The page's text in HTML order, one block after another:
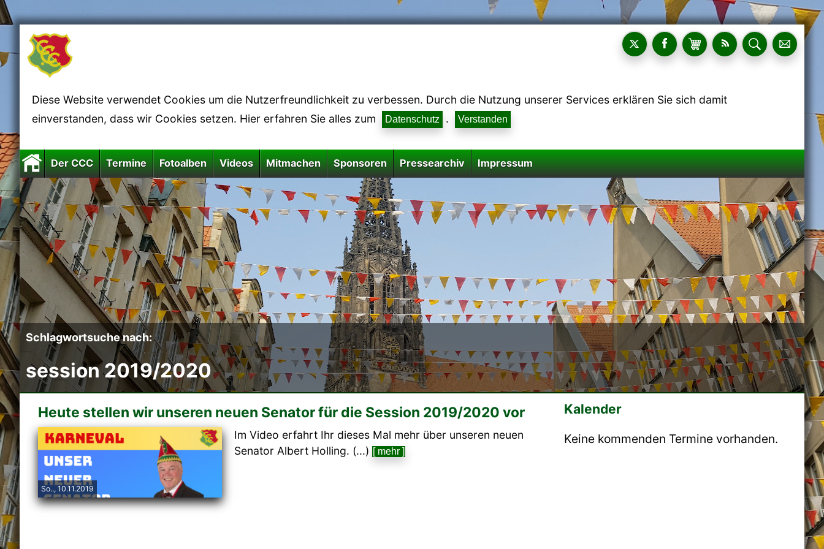
Diese Website verwendet Cookies um die Nutzerfreundlichkeit zu verbessen. Durch die Nutzung unserer Services erklären Sie sich damit
einverstanden, dass wir Cookies setzen. Hier erfahren Sie alles zum
Datenschutz . Verstanden
Der CCC Termine Fotoalben Videos Mitmachen Sponsoren Pressearchiv Impressum
Schlagwortsuche nach:
session 2019/2020
Heute stellen wir unseren neuen Senator für die Session 2019/2020 vor
So.., 10.11.2019
Im Video erfahrt Ihr dieses Mal mehr über unseren neuen
Senator Albert Holling. (...) [ mehr ]
Kalender
Keine kommenden Termine vorhanden.